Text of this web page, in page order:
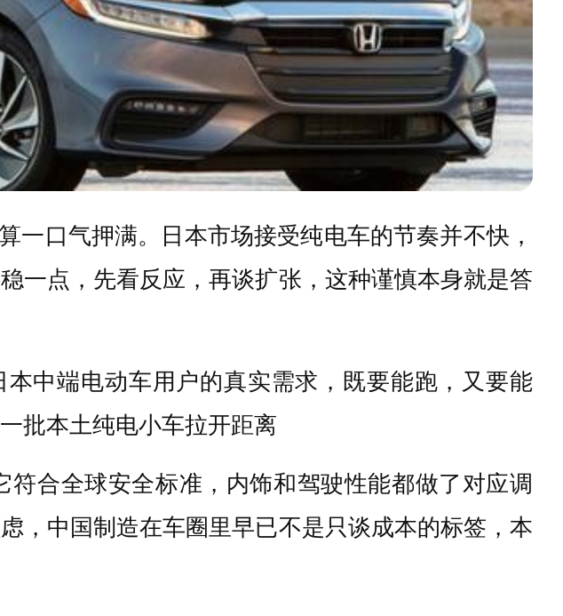
一口气押满。日本市场接受纯电车的节奏并不快，
一点，先看反应，再谈扩张，这种谨慎本身就是答
中端电动车用户的真实需求，既要能跑，又要能
批本土纯电小车拉开距离
合全球安全标准，内饰和驾驶性能都做了对应调
，中国制造在车圈里早已不是只谈成本的标签，本